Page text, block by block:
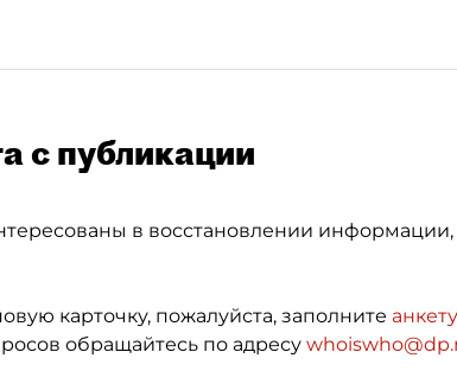
с публикации
в восстановлении
карточку, пожалуйста, заполните анкету
обращайтесь по адресу